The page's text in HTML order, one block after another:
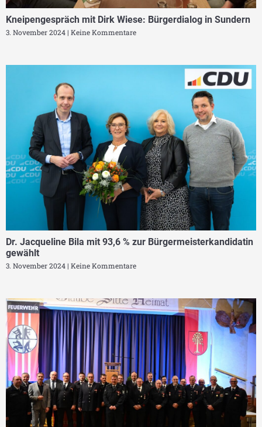
Kneipengespräch mit Dirk Wiese: Bürgerdialog in Sundern
3. November 2024 Keine Kommentare
Dr. Jacqueline Bila mit 93,6 % zur Bürgermeisterkandidatin
gewählt
3. November 2024 Keine Kommentare